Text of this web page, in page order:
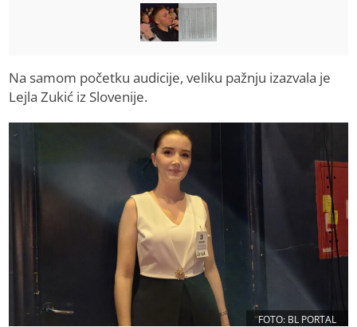
Na samom početku audicije, veliku pažnju izazvala je
Lejla Zukić iz Slovenije.
FOTO: BL PORTAL